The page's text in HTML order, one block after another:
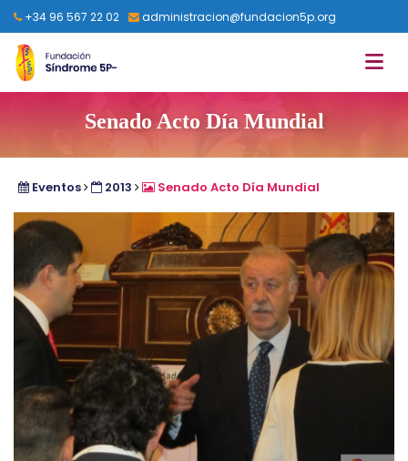
+34 96 567 22 02 administracion@fundacion5p.org
Senado Acto Día Mundial
Eventos 2013 Senado Acto Día Mundial